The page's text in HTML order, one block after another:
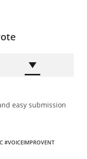
easy submission
#VOICEIMPROVENT